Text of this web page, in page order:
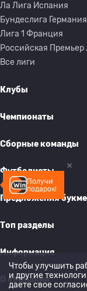
Получи
подарок!
Ла Лига Испания
Бундеслига Германия
Лига 1 Франция
Российская Премьер
Все лиги
Клубы
Чемпионаты
Сборные команды
Футболисты
Предложения
Топ разделы
Информация
О компании
Чтобы улучшить
и другие
даете свое